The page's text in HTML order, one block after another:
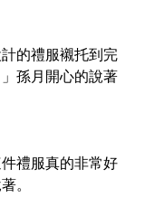
計的禮服襯托到完
孫月開心的說著
件禮服真的非常好
。